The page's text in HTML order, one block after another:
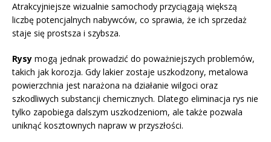
Atrakcyjniejsze wizualnie samochody przyciągają większą
liczbę potencjalnych nabywców, co sprawia, że ich sprzedaż
staje się prostsza i szybsza.
Rysy mogą jednak prowadzić do poważniejszych problemów,
takich jak korozja. Gdy lakier zostaje uszkodzony, metalowa
powierzchnia jest narażona na działanie wilgoci oraz
szkodliwych substancji chemicznych. Dlatego eliminacja rys nie
tylko zapobiega dalszym uszkodzeniom, ale także pozwala
uniknąć kosztownych napraw w przyszłości.